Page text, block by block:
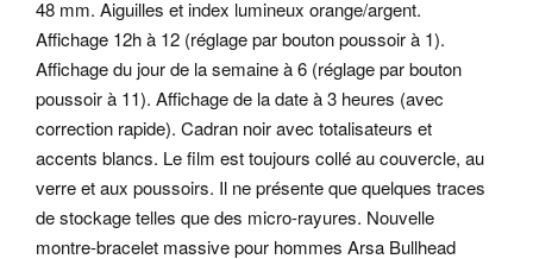
48 mm. Aiguilles et index lumineux orange/argent.
Affichage 12h à 12 (réglage par bouton poussoir à 1).
Affichage du jour de la semaine à 6 (réglage par bouton
poussoir à 11). Affichage de la date à 3 heures (avec
correction rapide). Cadran noir avec totalisateurs et
accents blancs. Le film est toujours collé au couvercle, au
verre et aux poussoirs. Il ne présente que quelques traces
de stockage telles que des micro-rayures. Nouvelle
montre-bracelet massive pour hommes Arsa Bullhead